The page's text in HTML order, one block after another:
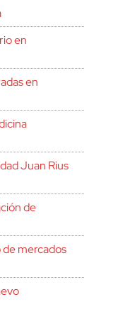
en
en
Juan Rius
de
mercados